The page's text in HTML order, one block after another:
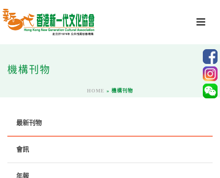
機構刊物
HOME » 機構刊物
最新刊物
會訊
年報